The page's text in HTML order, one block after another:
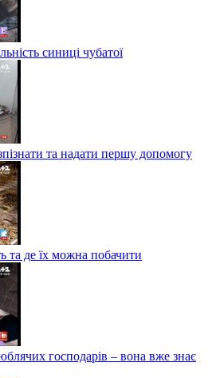
синиці чубатої
та надати першу допомогу
та де їх можна побачити
господарів – вона вже знає